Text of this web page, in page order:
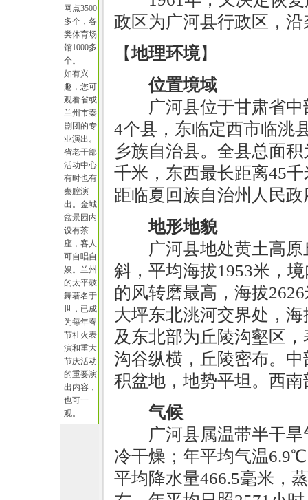
网点3500
多个，各
类体育场
馆1000多
个。
如有兴
趣，您可
观看省或
兰州市秦
剧团的专
业演出。
省老干部
活动中心
有时也有
秦腔演
出。金城
盆景园内
设有茶
座，客人
可自唱自
娱。兰州
的太平鼓
舞著名于
世，已成
为每年春
节社火表
演和重大
节庆活动
的重要演
出内容，
也可一
观。
政区为广河县行政区，沿
【地理环境】
位置境域
广河县位于甘肃省
4个县，东临定西市临洮
乡族自治县。全县总面
千米，东西最长距离45
距临夏回族自治州人民
地形地貌
广河县地处黄土高
斜，平均海拔1953米，
的风转磨最高，海拔
大坪东北洮河交界处，
及东北部为丘陵沟壑区
沟谷纵横，丘陵密布。
积盆地，地势平坦。西
气候
广河县属温带半干
冷干燥；年平均气温
平均降水量466.5毫米，